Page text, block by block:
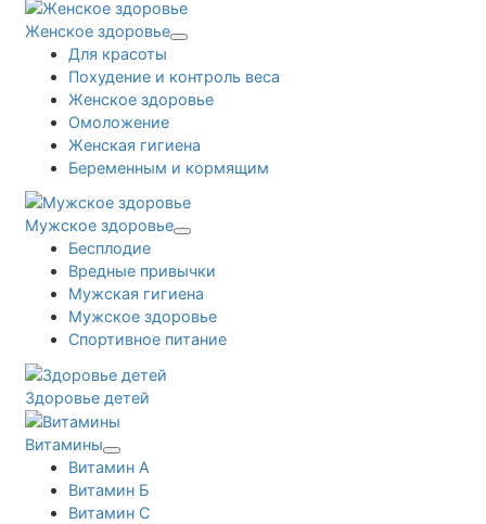
Женское здоровье
Для красоты
Похудение и контроль веса
Женское здоровье
Омоложение
Женская гигиена
Беременным и кормящим
Мужское здоровье
Бесплодие
Вредные привычки
Мужская гигиена
Мужское здоровье
Спортивное питание
Здоровье детей
Витамины
Витамин А
Витамин Б
Витамин С